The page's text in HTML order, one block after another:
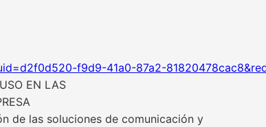
f9d9-41a0-87a2-
EN LAS
de las soluciones de comunicación y